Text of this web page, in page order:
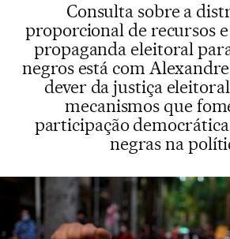
Consulta sobre a
proporcional de recursos
propaganda eleitoral
negros está com
dever da justiça
mecanismos que
participação
negras na